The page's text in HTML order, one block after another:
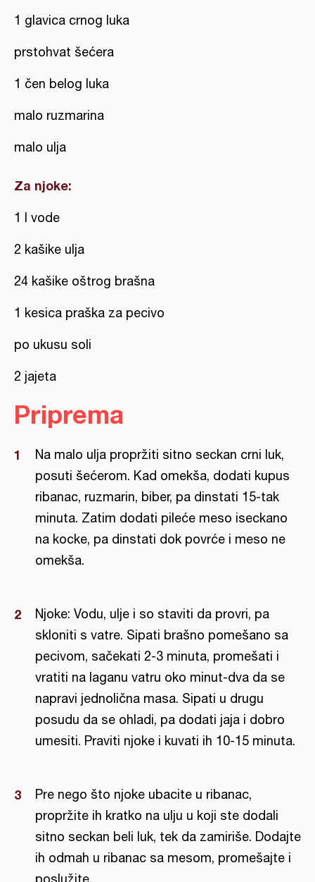
1 glavica crnog luka
prstohvat šećera
1 čen belog luka
malo ruzmarina
malo ulja
Za njoke:
1 l vode
2 kašike ulja
24 kašike oštrog brašna
1 kesica praška za pecivo
po ukusu soli
2 jajeta
Priprema
Na malo ulja propržiti sitno seckan crni luk,
posuti šećerom. Kad omekša, dodati kupus
ribanac, ruzmarin, biber, pa dinstati 15-tak
minuta. Zatim dodati pileće meso iseckano
na kocke, pa dinstati dok povrće i meso ne
omekša.
Njoke: Vodu, ulje i so staviti da provri, pa
skloniti s vatre. Sipati brašno pomešano sa
pecivom, sačekati 2-3 minuta, promešati i
vratiti na laganu vatru oko minut-dva da se
napravi jednolična masa. Sipati u drugu
posudu da se ohladi, pa dodati jaja i dobro
umesiti. Praviti njoke i kuvati ih 10-15 minuta.
Pre nego što njoke ubacite u ribanac,
propržite ih kratko na ulju u koji ste dodali
sitno seckan beli luk, tek da zamiriše. Dodajte
ih odmah u ribanac sa mesom, promešajte i
poslužite.